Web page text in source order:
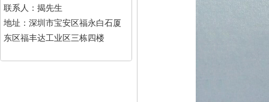
联系人：揭先生
地址：深圳市宝安区福永白石厦
东区福丰达工业区三栋四楼